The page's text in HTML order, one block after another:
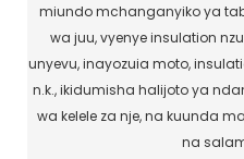
miundo mchanganyiko ya
wa juu, vyenye insulation
unyevu, inayozuia moto,
n.k., ikidumisha halijoto ya
wa kelele za nje, na kuunda
na